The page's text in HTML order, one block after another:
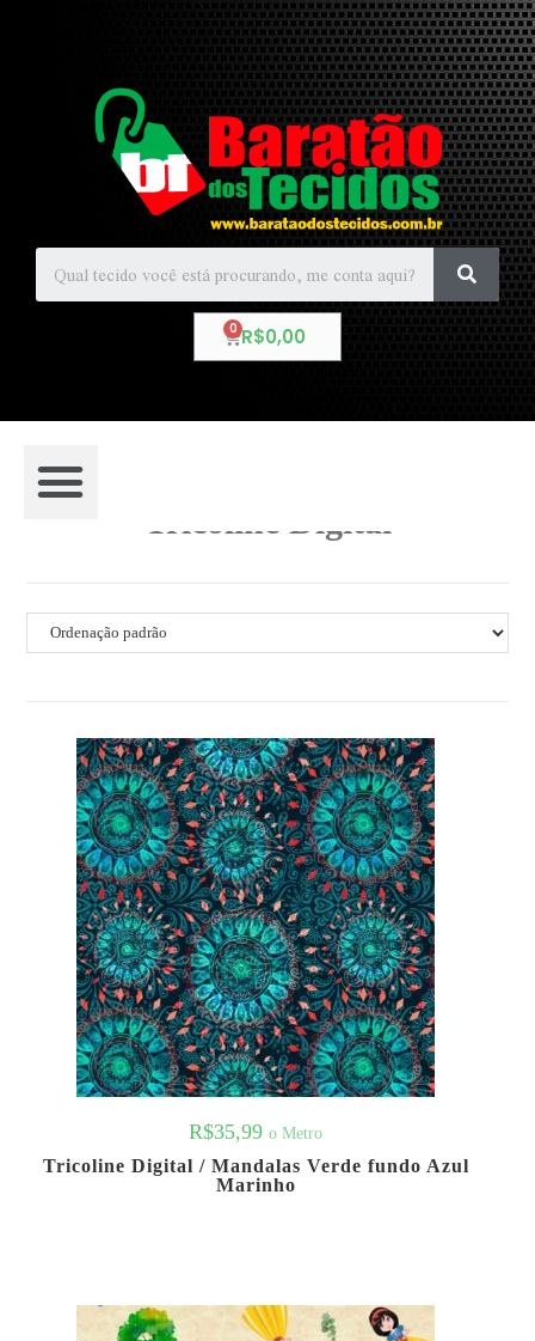
R$0,00
Tricoline Digital
R$35,99 o Metro
Tricoline Digital / Mandalas Verde fundo Azul
Marinho